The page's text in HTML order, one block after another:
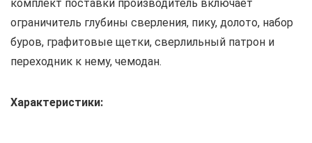
комплект поставки производитель включает
ограничитель глубины сверления, пику, долото, набор
буров, графитовые щетки, сверлильный патрон и
переходник к нему, чемодан.
Характеристики: